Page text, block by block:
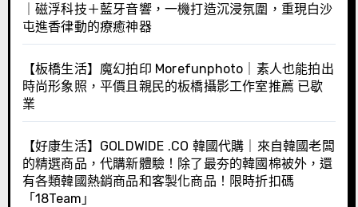
｜磁浮科技＋藍牙音響，一機打造沉浸氛圍，重現白沙
屯進香律動的療癒神器
【板橋生活】魔幻拍印 Morefunphoto｜素人也能拍出
時尚形象照，平價且親民的板橋攝影工作室推薦 已歇
業
【好康生活】GOLDWIDE .CO 韓國代購｜來自韓國老闆
的精選商品，代購新體驗！除了最夯的韓國棉被外，還
有各類韓國熱銷商品和客製化商品！限時折扣碼
「18Team」